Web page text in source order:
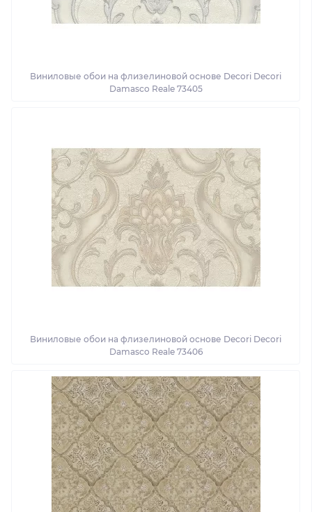
Виниловые обои на флизелиновой основе Decori Decori
Damasco Reale 73405
Виниловые обои на флизелиновой основе Decori Decori
Damasco Reale 73406